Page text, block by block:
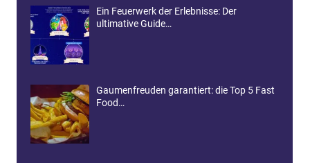
Ein Feuerwerk der Erlebnisse: Der
ultimative Guide…
Gaumenfreuden garantiert: die Top 5 Fast
Food…